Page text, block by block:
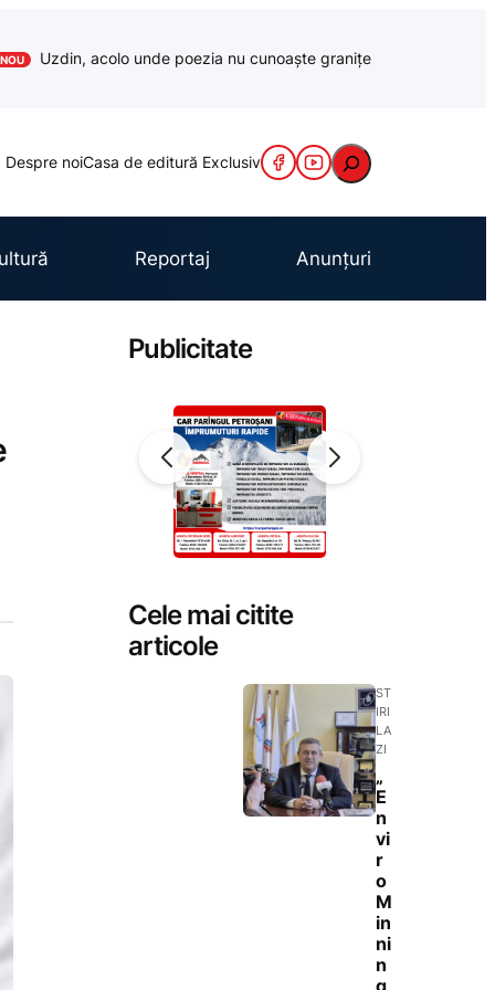
NOU Uzdin, acolo unde poezia nu cunoaște granițe
Despre noiCasa de editură Exclusiv Caută
Reportaj Anunțuri
Publicitate
Cele mai citite
articole
ST
IRI
LA
ZI
„
E
n
vi
r
o
M
in
ni
n
g